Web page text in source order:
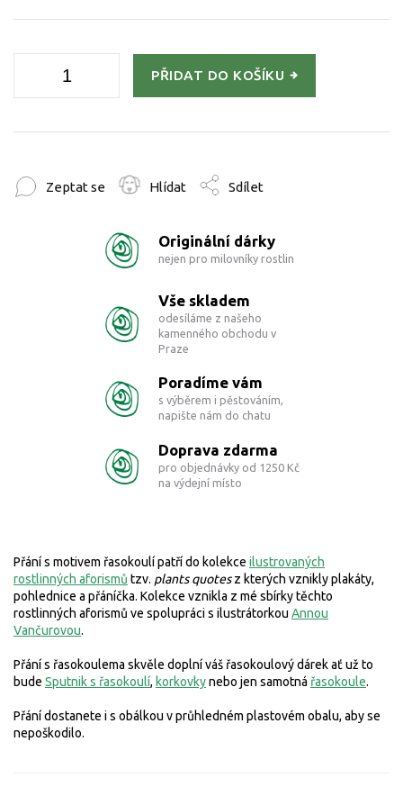
PŘIDAT DO KOŠÍKU
Zeptat se Hlídat Sdílet
Originální dárky
nejen pro milovníky rostlin
Vše skladem
odesíláme z našeho
kamenného obchodu v
Praze
Poradíme vám
s výběrem i pěstováním,
napište nám do chatu
Doprava zdarma
pro objednávky od 1250 Kč
na výdejní místo
Přání s motivem řasokoulí patří do kolekce ilustrovaných
rostlinných aforismů tzv. plants quotesz kterých vznikly plakáty,
pohlednice a přáníčka. Kolekce vznikla z mé sbírky těchto
rostlinných aforismů ve spolupráci s ilustrátorkou Annou
Vančurovou.
Přání s řasokoulema skvěle doplní váš řasokoulový dárek ať už to
bude Sputnik s řasokoulí, korkovkynebo jen samotná řasokoule.
Přání dostanete i s obálkou v průhledném plastovém obalu, aby se
nepoškodilo.